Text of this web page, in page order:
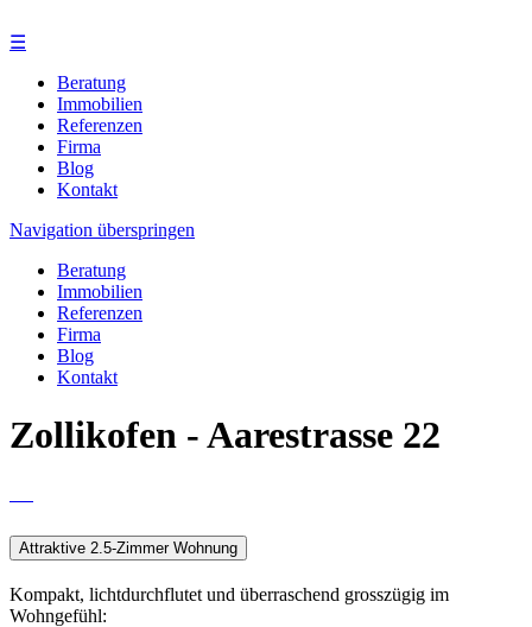
☰
Beratung
Immobilien
Referenzen
Firma
Blog
Kontakt
Navigation überspringen
Beratung
Immobilien
Referenzen
Firma
Blog
Kontakt
Zollikofen - Aarestrasse 22
Attraktive 2.5-Zimmer Wohnung
Kompakt, lichtdurchflutet und überraschend grosszügig im
Wohngefühl: